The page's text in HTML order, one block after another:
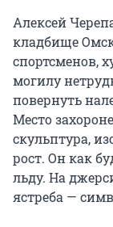
Алексей
кладбище
спортсменов,
могилу
повернуть
Место
скульптура,
рост. Он как
льду. На
ястреба —